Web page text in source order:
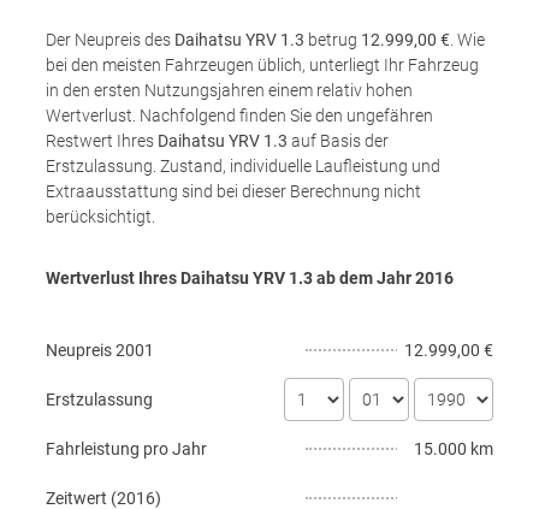
Der Neupreis des Daihatsu YRV 1.3 betrug 12.999,00 € . Wie
bei den meisten Fahrzeugen üblich, unterliegt Ihr Fahrzeug
in den ersten Nutzungsjahren einem relativ hohen
Wertverlust. Nachfolgend finden Sie den ungefähren
Restwert Ihres Daihatsu YRV 1.3 auf Basis der
Erstzulassung. Zustand, individuelle Laufleistung und
Extraausstattung sind bei dieser Berechnung nicht
berücksichtigt.
Wertverlust Ihres Daihatsu YRV 1.3 ab dem Jahr2016
Neupreis2001 12.999,00 €
Erstzulassung
Fahrleistung pro Jahr 15.000 km
Zeitwert (2016)